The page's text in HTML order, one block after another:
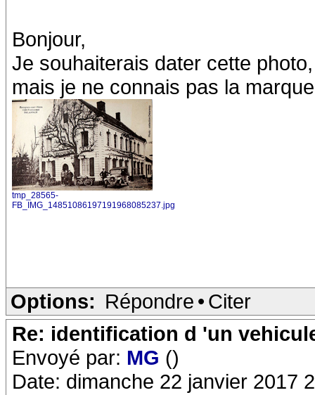
Bonjour,
Je souhaiterais dater cette
mais je ne connais pas la marque
tmp_28565-
FB_IMG_14851086197191968085237.jpg
Options: Répondre • Citer
Re: identification d 'un
Envoyé par: MG ()
Date: dimanche 22 janvier 2017